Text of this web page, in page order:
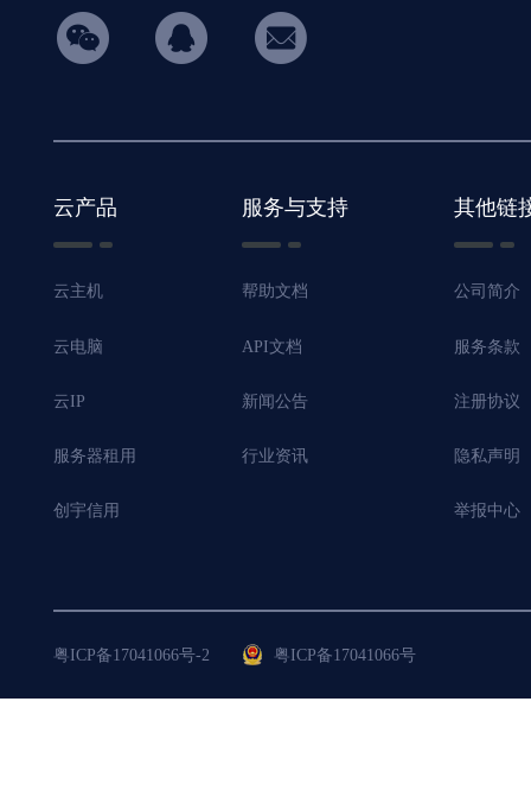
hicon34
云产品
云主机
云电脑
云IP
服务器租用
创宇信用
服务与支持
帮助文档
API文档
新闻公告
行业资讯
其他链
公司简介
服务条款
注册协议
隐私声明
举报中心
粤ICP备17041066号-2 粤ICP备17041066号